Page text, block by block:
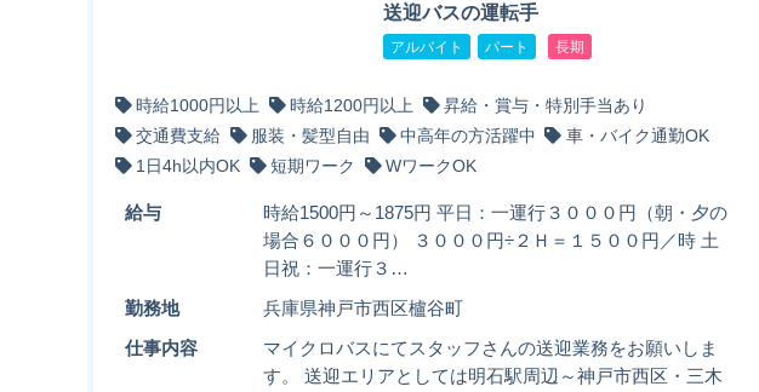
送迎バスの運転手
アルバイト パート 長期
時給1000円以上 時給1200円以上
昇給・賞与・特別手当あり
交通費支給
服装・髪型自由 中高年の方活躍中
車・バイク通勤OK
1日4h以内OK
短期ワーク WワークOK
給与
時給1500円～1875円 平日：一運行３０００円（朝・夕の
場合６０００円） ３０００円÷２Ｈ＝１５００円／時 土
日祝：一運行３…
勤務地 兵庫県神戸市西区櫨谷町
仕事内容
マイクロバスにてスタッフさんの送迎業務をお願いしま
す。 送迎エリアとしては明石駅周辺～神戸市西区・三木